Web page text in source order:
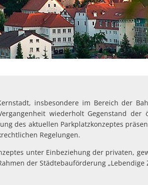
insbesondere im Bereich der
wiederholt Gegenstand der
des aktuellen Parkplatzkonzeptes
Regelungen.
unter Einbeziehung der privaten,
der Städtebauförderung „Lebendige